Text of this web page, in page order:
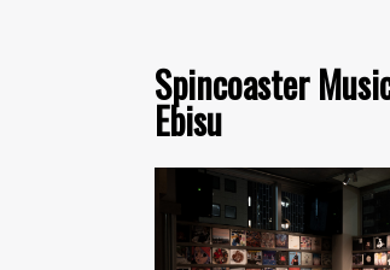
Spincoaster
Ebisu